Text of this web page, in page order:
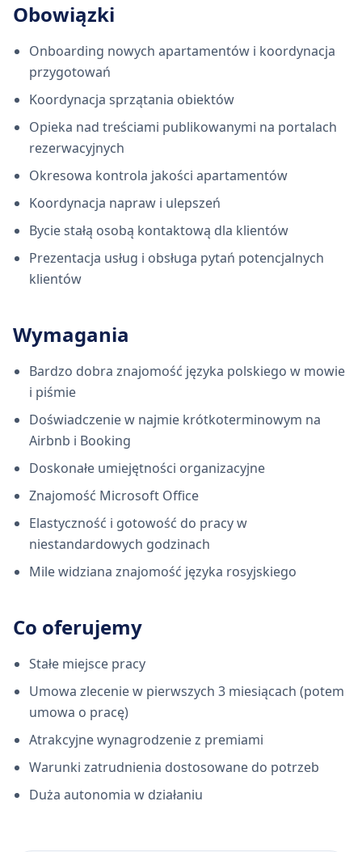
Obowiązki
Onboarding nowych apartamentów i koordynacja
przygotowań
Koordynacja sprzątania obiektów
Opieka nad treściami publikowanymi na portalach
rezerwacyjnych
Okresowa kontrola jakości apartamentów
Koordynacja napraw i ulepszeń
Bycie stałą osobą kontaktową dla klientów
Prezentacja usług i obsługa pytań potencjalnych
klientów
Wymagania
Bardzo dobra znajomość języka polskiego w mowie
i piśmie
Doświadczenie w najmie krótkoterminowym na
Airbnb i Booking
Doskonałe umiejętności organizacyjne
Znajomość Microsoft Office
Elastyczność i gotowość do pracy w
niestandardowych godzinach
Mile widziana znajomość języka rosyjskiego
Co oferujemy
Stałe miejsce pracy
Umowa zlecenie w pierwszych 3 miesiącach (potem
umowa o pracę)
Atrakcyjne wynagrodzenie z premiami
Warunki zatrudnienia dostosowane do potrzeb
Duża autonomia w działaniu